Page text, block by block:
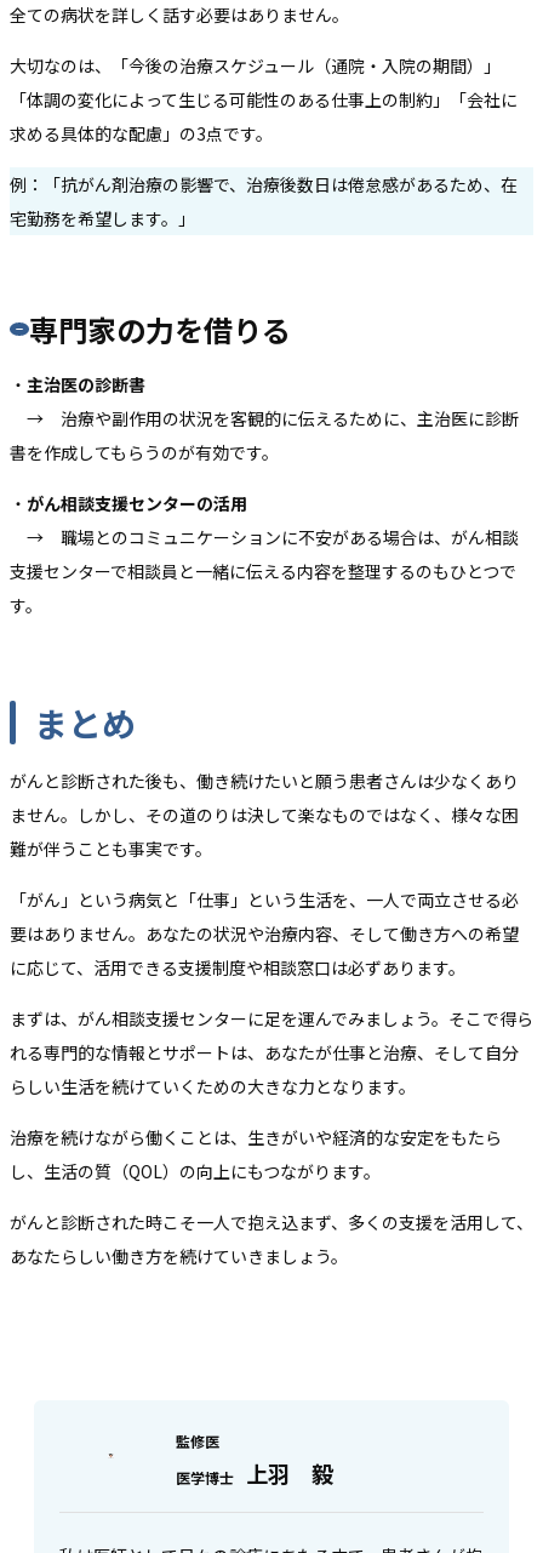
全ての病状を詳しく話す必要はありません。
大切なのは、「今後の治療スケジュール（通院・入院の期間）」
「体調の変化によって生じる可能性のある仕事上の制約」「会社に
求める具体的な配慮」の3点です。
例：「抗がん剤治療の影響で、治療後数日は倦怠感があるため、在
宅勤務を希望します。」
専門家の力を借りる
・ 主治医の診断書
→ 治療や副作用の状況を客観的に伝えるために、主治医に診断
書を作成してもらうのが有効です。
・ がん相談支援センターの活用
→ 職場とのコミュニケーションに不安がある場合は、がん相談
支援センターで相談員と一緒に伝える内容を整理するのもひとつで
す。
まとめ
がんと診断された後も、働き続けたいと願う患者さんは少なくあり
ません。しかし、その道のりは決して楽なものではなく、様々な困
難が伴うことも事実です。
「がん」という病気と「仕事」という生活を、一人で両立させる必
要はありません。あなたの状況や治療内容、そして働き方への希望
に応じて、活用できる支援制度や相談窓口は必ずあります。
まずは、がん相談支援センターに足を運んでみましょう。そこで得ら
れる専門的な情報とサポートは、あなたが仕事と治療、そして自分
らしい生活を続けていくための大きな力となります。
治療を続けながら働くことは、生きがいや経済的な安定をもたら
し、生活の質（QOL）の向上にもつながります。
がんと診断された時こそ一人で抱え込まず、多くの支援を活用して、
あなたらしい働き方を続けていきましょう。
監修医
医学博士
上羽 毅